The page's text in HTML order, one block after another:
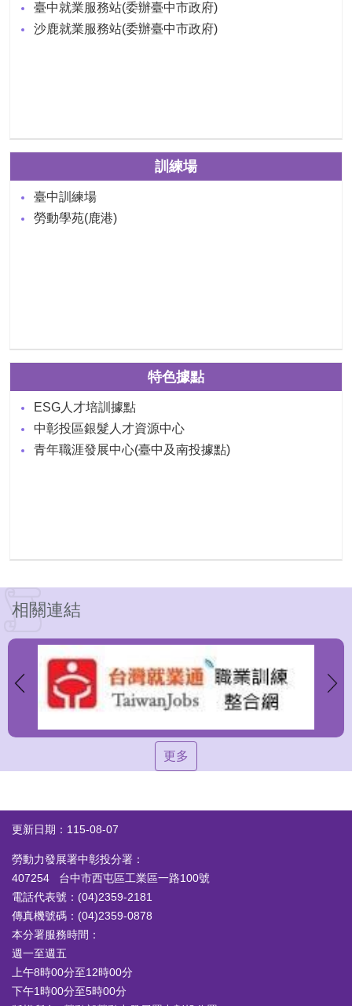
臺中就業服務站(委辦臺中市政府)
沙鹿就業服務站(委辦臺中市政府)
訓練場
臺中訓練場
勞動學苑(鹿港)
特色據點
ESG人才培訓據點
中彰投區銀髮人才資源中心
青年職涯發展中心(臺中及南投據點)
相關連結
更多
更新日期：115-08-07
勞動力發展署中彰投分署：
407254 台中市西屯區工業區一路100號
電話代表號：(04)2359-2181
傳真機號碼：(04)2359-0878
本分署服務時間：
週一至週五
上午8時00分至12時00分
下午1時00分至5時00分